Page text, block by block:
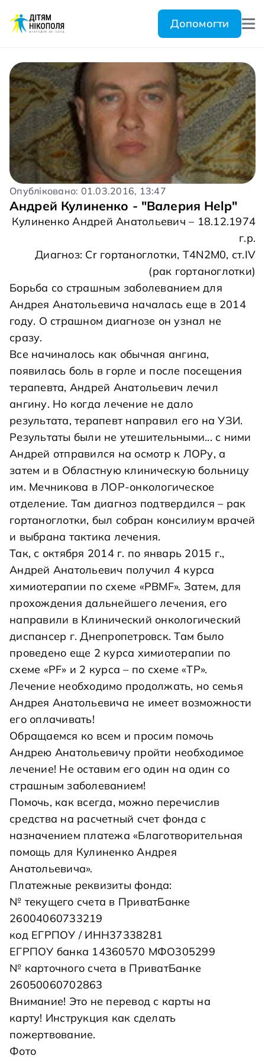
Допомогти
Опубліковано: 01.03.2016, 13:47
Андрей Кулиненко - "Валерия Help"
Кулиненко Андрей Анатольевич – 18.12.1974
г.р.
Диагноз: Cr гортаноглотки, T4N2M0, ст.IV
(рак гортаноглотки)
Борьба со страшным заболеванием для
Андрея Анатольевича началась еще в 2014
году. О страшном диагнозе он узнал не
сразу.
Все начиналось как обычная ангина,
появилась боль в горле и после посещения
терапевта, Андрей Анатольевич лечил
ангину. Но когда лечение не дало
результата, терапевт направил его на УЗИ.
Результаты были не утешительными... с ними
Андрей отправился на осмотр к ЛОРу, а
затем и в Областную клиническую больницу
им. Мечникова в ЛОР-онкологическое
отделение. Там диагноз подтвердился – рак
гортаноглотки, был собран консилиум врачей
и выбрана тактика лечения.
Так, с октября 2014 г. по январь 2015 г.,
Андрей Анатольевич получил 4 курса
химиотерапии по схеме «PBMF». Затем, для
прохождения дальнейшего лечения, его
направили в Клинический онкологический
диспансер г. Днепропетровск. Там было
проведено еще 2 курса химиотерапии по
схеме «PF» и 2 курса – по схеме «ТР».
Лечение необходимо продолжать, но семья
Андрея Анатольевича не имеет возможности
его оплачивать!
Обращаемся ко всем и просим помочь
Андрею Анатольевичу пройти необходимое
лечение! Не оставим его один на один со
страшным заболеванием!
Помочь, как всегда, можно перечислив
средства на расчетный счет фонда с
назначением платежа «Благотворительная
помощь для Кулиненко Андрея
Анатольевича».
Платежные реквизиты фонда:
№ текущего счета в ПриватБанке
26004060733219
код ЕГРПОУ / ИНН37338281
ЕГРПОУ банка 14360570 МФО305299
№ карточного счета в ПриватБанке
26050060702863
Внимание! Это не перевод с карты на
карту! Инструкция как сделать
пожертвование.
Фото